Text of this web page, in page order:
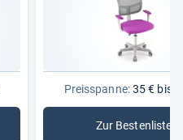
Preisspanne:35 € bis
Zur Bestenliste
: